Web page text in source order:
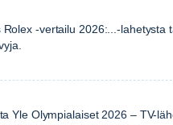
-vertailu 2026:...-lahetysta
Yle Olympialaiset 2026 – TV-